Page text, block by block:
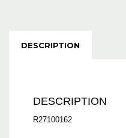
DESCRIPTION
DESCRIPTION
R27100162